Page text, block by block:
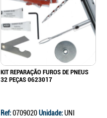
KIT REPARAÇÃO FUROS DE PNEUS
32 PEÇAS 0623017
Ref:0709020Unidade:UNI